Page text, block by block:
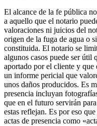
El alcance de la fe pública
a aquello que el notario
valoraciones ni juicios del
origen de la fuga de agua o
constituida. El notario se
algunos casos puede ser útil
aportado por el cliente y que
un informe pericial que
unos daños producidos. Es
presencia incluyan
que en el futuro servirán
estas reflejan. Es por eso
actas de presencia como